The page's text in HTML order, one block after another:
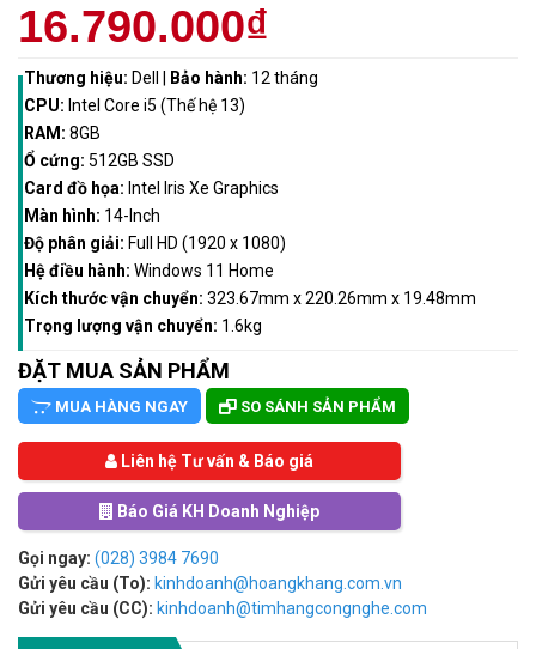
16.790.000₫
Thương hiệu: Dell Bảo hành: 12 tháng
CPU: Intel Core i5 (Thế hệ 13)
RAM: 8GB
Ổ cứng: 512GB SSD
Card đồ họa: Intel Iris Xe Graphics
Màn hình: 14-Inch
Độ phân giải: Full HD (1920 x 1080)
Hệ điều hành: Windows 11 Home
Kích thước vận chuyển: 323.67mm x 220.26mm x 19.48mm
Trọng lượng vận chuyển: 1.6kg
ĐẶT MUA SẢN PHẨM
MUA HÀNG NGAY SO SÁNH SẢN PHẨM
Liên hệ Tư vấn & Báo giá
Báo Giá KH Doanh Nghiệp
Gọi ngay: (028) 3984 7690
Gửi yêu cầu (To): kinhdoanh@hoangkhang.com.vn
Gửi yêu cầu (CC): kinhdoanh@timhangcongnghe.com